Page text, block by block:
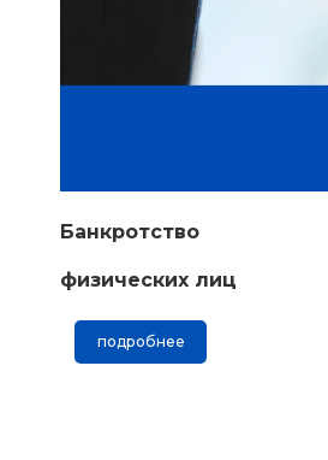
Банкротство
физических лиц
подробнее